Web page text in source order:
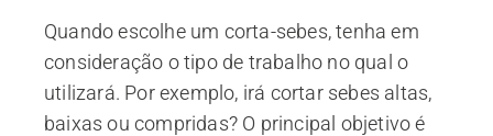
Quando escolhe um corta-sebes, tenha em
consideração o tipo de trabalho no qual o
utilizará. Por exemplo, irá cortar sebes altas,
baixas ou compridas? O principal objetivo é